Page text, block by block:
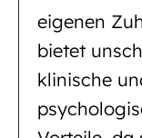
eigenen
bietet
klinische